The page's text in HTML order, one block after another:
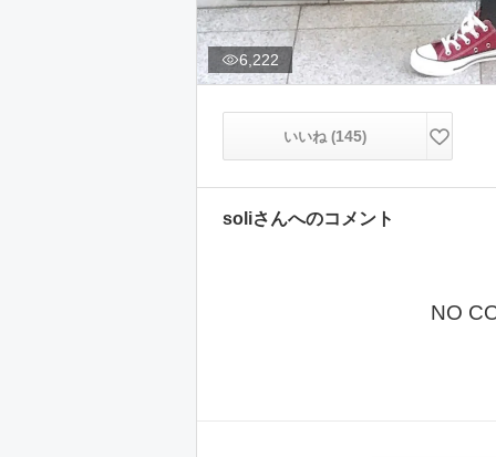
6,222
いいね (145)
soliさんへのコメント
NO